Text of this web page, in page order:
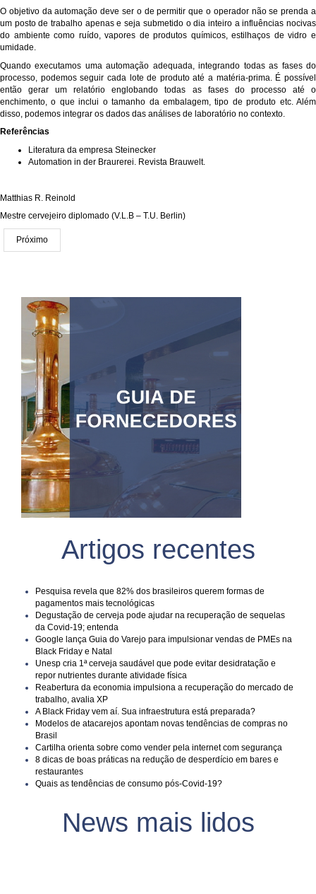
O objetivo da automação deve ser o de permitir que o operador não se prenda a
um posto de trabalho apenas e seja submetido o dia inteiro a influências nocivas
do ambiente como ruído, vapores de produtos químicos, estilhaços de vidro e
umidade.
Quando executamos uma automação adequada, integrando todas as fases do
processo, podemos seguir cada lote de produto até a matéria-prima. É possível
então gerar um relatório englobando todas as fases do processo até o
enchimento, o que inclui o tamanho da embalagem, tipo de produto etc. Além
disso, podemos integrar os dados das análises de laboratório no contexto.
Referências
Literatura da empresa Steinecker
Automation in der Braurerei. Revista Brauwelt.
Matthias R. Reinold
Mestre cervejeiro diplomado (V.L.B – T.U. Berlin)
Próximo
Artigos recentes
Pesquisa revela que 82% dos brasileiros querem formas de
pagamentos mais tecnológicas
Degustação de cerveja pode ajudar na recuperação de sequelas
da Covid-19; entenda
Google lança Guia do Varejo para impulsionar vendas de PMEs na
Black Friday e Natal
Unesp cria 1ª cerveja saudável que pode evitar desidratação e
repor nutrientes durante atividade física
Reabertura da economia impulsiona a recuperação do mercado de
trabalho, avalia XP
A Black Friday vem aí. Sua infraestrutura está preparada?
Modelos de atacarejos apontam novas tendências de compras no
Brasil
Cartilha orienta sobre como vender pela internet com segurança
8 dicas de boas práticas na redução de desperdício em bares e
restaurantes
Quais as tendências de consumo pós-Covid-19?
News mais lidos